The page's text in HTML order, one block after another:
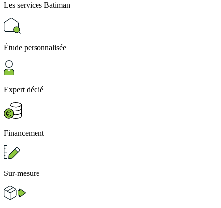
Les services Batiman
Étude personnalisée
Expert dédié
Financement
Sur-mesure